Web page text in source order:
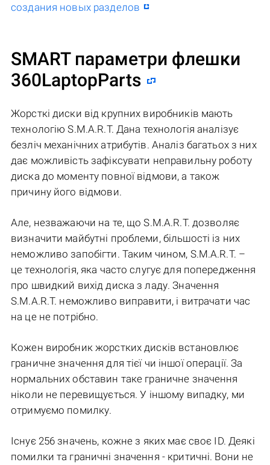
создания новых разделов
SMART параметри флешки
360LaptopParts
Жорсткі диски від крупних виробників мають
технологію S.M.A.R.T. Дана технологія аналізує
безліч механічних атрибутів. Аналіз багатьох з них
дає можливість зафіксувати неправильну роботу
диска до моменту повної відмови, а також
причину його відмови.
Але, незважаючи на те, що S.M.A.R.T. дозволяє
визначити майбутні проблеми, більшості із них
неможливо запобігти. Таким чином, S.M.A.R.T. –
це технологія, яка часто слугує для попередження
про швидкий вихід диска з ладу. Значення
S.M.A.R.T. неможливо виправити, і витрачати час
на це не потрібно.
Кожен виробник жорстких дисків встановлює
граничне значення для тієї чи іншої операції. За
нормальних обставин таке граничне значення
ніколи не перевищується. У іншому випадку, ми
отримуємо помилку.
Існує 256 значень, кожне з яких має своє ID. Деякі
помилки та граничні значення - критичні. Вони не